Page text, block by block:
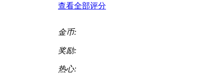
查看全部评分
金币:
奖励:
热心: